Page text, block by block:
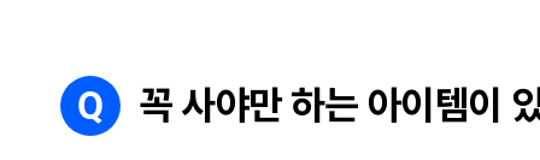
Q 꼭 사야만 하는 아이템이